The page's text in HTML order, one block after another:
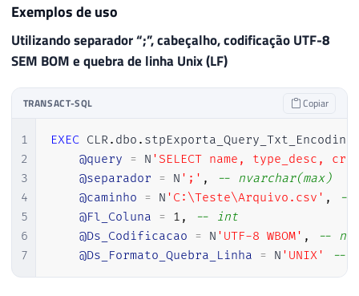
60
62
63
64
65
67
68
69
70
71
72
73
74
}
public static class
{
{
throw new
}
public static void Mensagem
{
23
24
25
27
if (Ds_Codificacao.Value.Trim
            encoding
=
using (var fileStream = new
using (var sw = new
Exemplos de uso
Utilizando separador “;”, cabeçalho, codificação UTF-8
SEM BOM e quebra de linha Unix (LF)
TRANSACT-SQL Copiar
1
2
3
4
5
6
7
EXEC CLR. dbo . stpExporta_Query_Txt_Encoding
@query = N 'SELECT name, type_desc,
@separador = N ';' ,
-- nvarchar(max)
@caminho = N 'C:\Teste\Arquivo.csv' ,
--
@Fl_Coluna = 1 ,
-- int
@Ds_Codificacao = N 'UTF-8 WBOM' ,
--
@Ds_Formato_Quebra_Linha = N 'UNIX' --